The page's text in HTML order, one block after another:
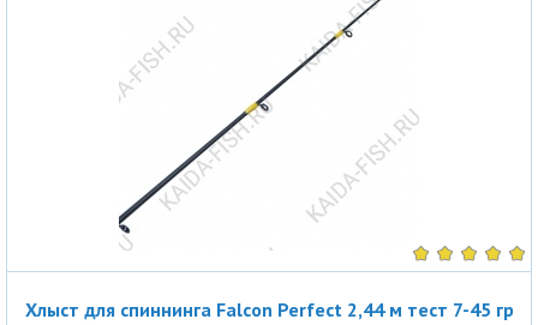
Хлыст для спиннинга Falcon Perfect 2,44 м тест 7-45 гр